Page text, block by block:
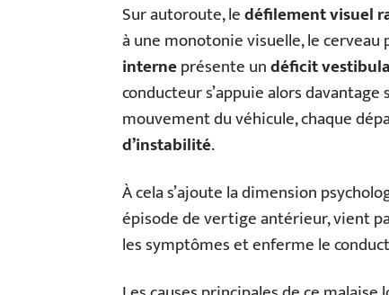
Sur autoroute, ledéfilement visuel
à une monotonie visuelle, le cerveau
interneprésente undéficit
conducteur s’appuie alors
mouvement du véhicule, chaque
d’instabilité.
À cela s’ajoute la dimension
épisode de vertige antérieur, vient
les symptômes et enferme le